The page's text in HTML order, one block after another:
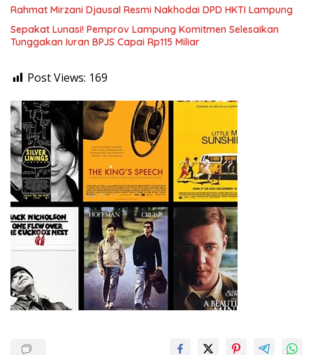
Rahmat Mirzani Djausal Resmi Nakhodai DPD HKTI Lampung
Sepakat Lunasi! Pemprov Lampung Komitmen Selesaikan
Tunggakan Iuran BPJS Capai Rp115 Miliar
Post Views: 169